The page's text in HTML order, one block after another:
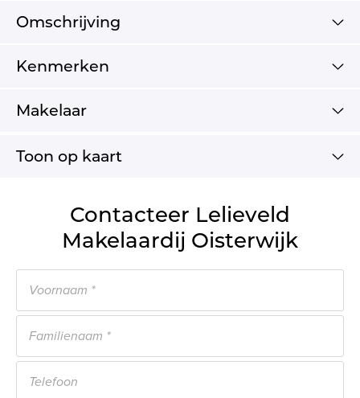
Omschrijving
Kenmerken
Makelaar
Toon op kaart
Contacteer Lelieveld
Makelaardij Oisterwijk